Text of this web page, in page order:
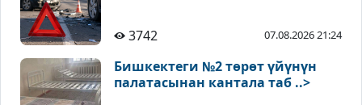
3742 07.08.2026 21:24
Бишкектеги №2 төрөт үйүнүн
палатасынан кантала таб ..>